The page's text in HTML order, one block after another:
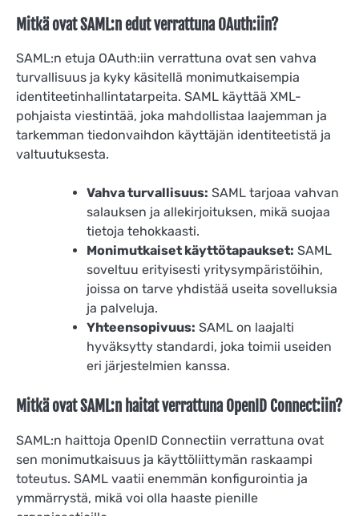
Mitkä ovat SAML:n edut verrattuna OAuth:iin?
SAML:n etuja OAuth:iin verrattuna ovat sen vahva
turvallisuus ja kyky käsitellä monimutkaisempia
identiteetinhallintatarpeita. SAML käyttää XML-
pohjaista viestintää, joka mahdollistaa laajemman ja
tarkemman tiedonvaihdon käyttäjän identiteetistä ja
valtuutuksesta.
Vahva turvallisuus: SAML tarjoaa vahvan
salauksen ja allekirjoituksen, mikä suojaa
tietoja tehokkaasti.
Monimutkaiset käyttötapaukset: SAML
soveltuu erityisesti yritysympäristöihin,
joissa on tarve yhdistää useita sovelluksia
ja palveluja.
Yhteensopivuus: SAML on laajalti
hyväksytty standardi, joka toimii useiden
eri järjestelmien kanssa.
Mitkä ovat SAML:n haitat verrattuna OpenID Connect:iin?
SAML:n haittoja OpenID Connectiin verrattuna ovat
sen monimutkaisuus ja käyttöliittymän raskaampi
toteutus. SAML vaatii enemmän konfigurointia ja
ymmärrystä, mikä voi olla haaste pienille